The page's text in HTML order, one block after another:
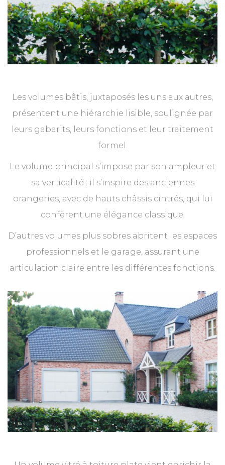
Les volumes bâtis, juxtaposés les uns aux autres,
présentent une hiérarchie lisible, soulignée par
leurs gabarits, leurs fonctions et leur traitement
formel.
Le volume principal s’impose par son ampleur et
sa verticalité : il s’inspire des anciennes
orangeries, avec de hauts châssis cintrés, qui lui
confèrent une élégance classique.
D’autres volumes plus sobres abritent les espaces
professionnels et le garage, assurant une
articulation claire entre les différentes fonctions.